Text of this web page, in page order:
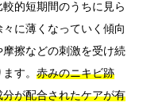
的短期間のうちに見ら
に薄くなっていく傾向
擦などの刺激を受け続
す。 赤みのニキビ跡
が配合されたケアが有